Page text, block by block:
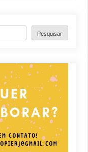
Pesquisar